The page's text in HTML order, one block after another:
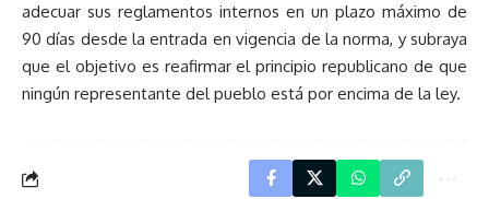
adecuar sus reglamentos internos en un plazo máximo de
90 días desde la entrada en vigencia de la norma, y subraya
que el objetivo es reafirmar el principio republicano de que
ningún representante del pueblo está por encima de la ley.